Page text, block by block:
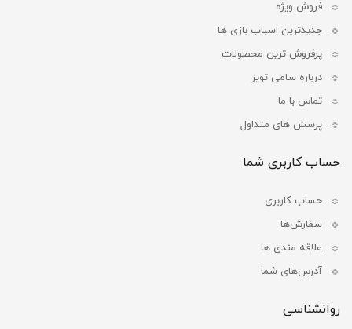
فروش ویژه
جدیدترین اسباب بازی ها
پرفروش ترین محصولات
درباره سامی تویز
تماس با ما
پرسش های متداول
حساب کاربری شما
حساب کاربری
سفارش‌ها
علاقه مندی ها
آدرس‌های شما
روانشناسی